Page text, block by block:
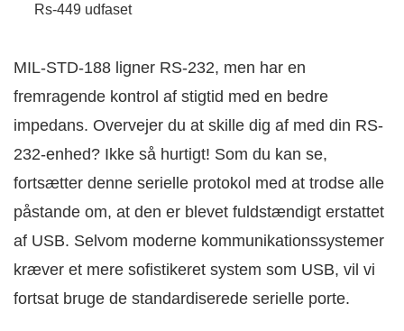
Rs-449 udfaset
MIL-STD-188 ligner RS-232, men har en
fremragende kontrol af stigtid med en bedre
impedans. Overvejer du at skille dig af med din RS-
232-enhed? Ikke så hurtigt! Som du kan se,
fortsætter denne serielle protokol med at trodse alle
påstande om, at den er blevet fuldstændigt erstattet
af USB. Selvom moderne kommunikationssystemer
kræver et mere sofistikeret system som USB, vil vi
fortsat bruge de standardiserede serielle porte.